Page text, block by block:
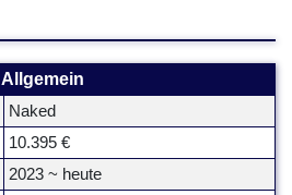
Allgemein
Naked
10.395 €
2023 ~ heute